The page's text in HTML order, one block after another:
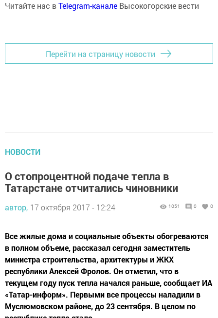
Читайте нас вTelegram-канале Высокогорские вести
Перейти на страницу новости
НОВОСТИ
О стопроцентной подаче тепла в
Татарстане отчитались чиновники
автор, 17 октября 2017 - 12:24 1051 0 0
Все жилые дома и социальные объекты обогреваются
в полном объеме, рассказал сегодня заместитель
министра строительства, архитектуры и ЖКХ
республики Алексей Фролов. Он отметил, что в
текущем году пуск тепла начался раньше, сообщает ИА
«Татар-информ». Первыми все процессы наладили в
Муслюмовском районе, до 23 сентября. В целом по